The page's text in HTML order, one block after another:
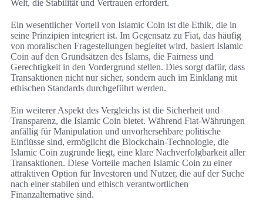
Welt, die Stabilität und Vertrauen erfordert.
Ein wesentlicher Vorteil von Islamic Coin ist die Ethik, die in
seine Prinzipien integriert ist. Im Gegensatz zu Fiat, das häufig
von moralischen Fragestellungen begleitet wird, basiert Islamic
Coin auf den Grundsätzen des Islams, die Fairness und
Gerechtigkeit in den Vordergrund stellen. Dies sorgt dafür, dass
Transaktionen nicht nur sicher, sondern auch im Einklang mit
ethischen Standards durchgeführt werden.
Ein weiterer Aspekt des Vergleichs ist die Sicherheit und
Transparenz, die Islamic Coin bietet. Während Fiat-Währungen
anfällig für Manipulation und unvorhersehbare politische
Einflüsse sind, ermöglicht die Blockchain-Technologie, die
Islamic Coin zugrunde liegt, eine klare Nachverfolgbarkeit aller
Transaktionen. Diese Vorteile machen Islamic Coin zu einer
attraktiven Option für Investoren und Nutzer, die auf der Suche
nach einer stabilen und ethisch verantwortlichen
Finanzalternative sind.